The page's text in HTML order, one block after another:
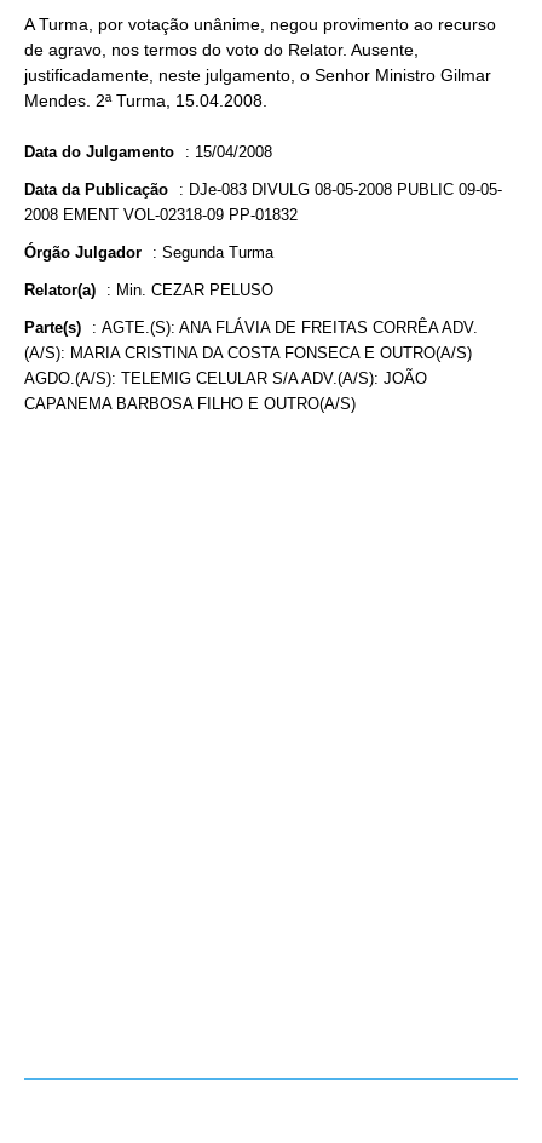
A Turma, por votação unânime, negou provimento ao recurso
de agravo, nos termos do voto do Relator. Ausente,
justificadamente, neste julgamento, o Senhor Ministro Gilmar
Mendes. 2ª Turma, 15.04.2008.
Data do Julgamento : 15/04/2008
Data da Publicação : DJe-083 DIVULG 08-05-2008 PUBLIC 09-05-
2008 EMENT VOL-02318-09 PP-01832
Órgão Julgador : Segunda Turma
Relator(a) : Min. CEZAR PELUSO
Parte(s) : AGTE.(S): ANA FLÁVIA DE FREITAS CORRÊA ADV.
(A/S): MARIA CRISTINA DA COSTA FONSECA E OUTRO(A/S)
AGDO.(A/S): TELEMIG CELULAR S/A ADV.(A/S): JOÃO
CAPANEMA BARBOSA FILHO E OUTRO(A/S)